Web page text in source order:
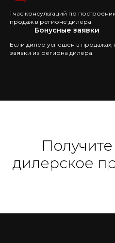
1 час консультаций по
продаж в регионе дилера
Бонусные заявки
Если дилер успешен в
заявки из региона дилера
дилерское